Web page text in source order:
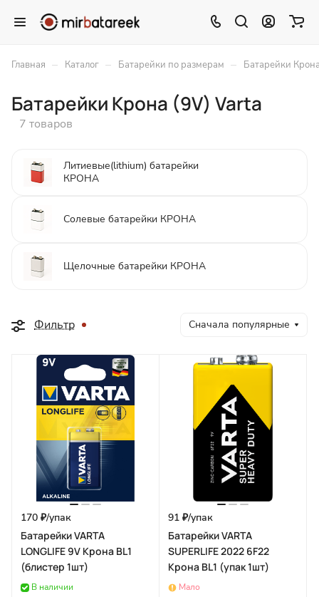
Главная – Каталог – Батарейки по размерам – Батарейки
Батарейки Крона (9V) Varta
7 товаров
Литиевые(lithium) батарейки
КРОНА
Солевые батарейки КРОНА
Щелочные батарейки КРОНА
Фильтр Сначала популярные
170 ₽/упак
Батарейки VARTA
LONGLIFE 9V Крона BL1
(блистер 1шт)
В наличии
91 ₽/упак
Батарейки VARTA
SUPERLIFE 2022 6F22
Крона BL1 (упак 1шт)
Мало